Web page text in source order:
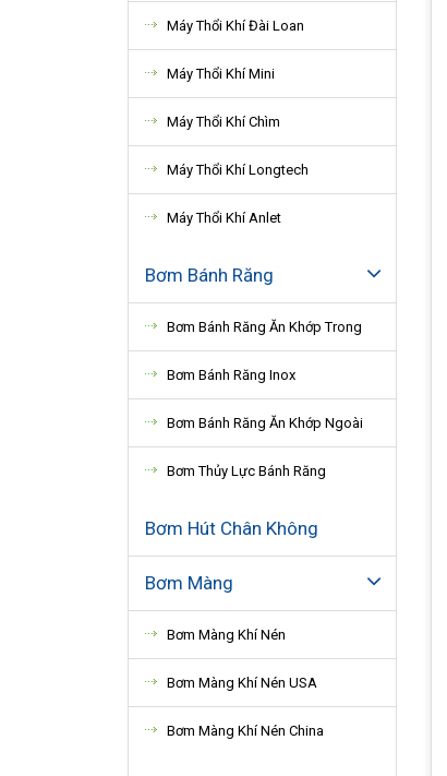
Máy Thổi Khí Đài Loan
Máy Thổi Khí Mini
Máy Thổi Khí Chìm
Máy Thổi Khí Longtech
Máy Thổi Khí Anlet
Bơm Bánh Răng
Bơm Bánh Răng Ăn Khớp Trong
Bơm Bánh Răng Inox
Bơm Bánh Răng Ăn Khớp Ngoài
Bơm Thủy Lực Bánh Răng
Bơm Hút Chân Không
Bơm Màng
Bơm Màng Khí Nén
Bơm Màng Khí Nén USA
Bơm Màng Khí Nén China